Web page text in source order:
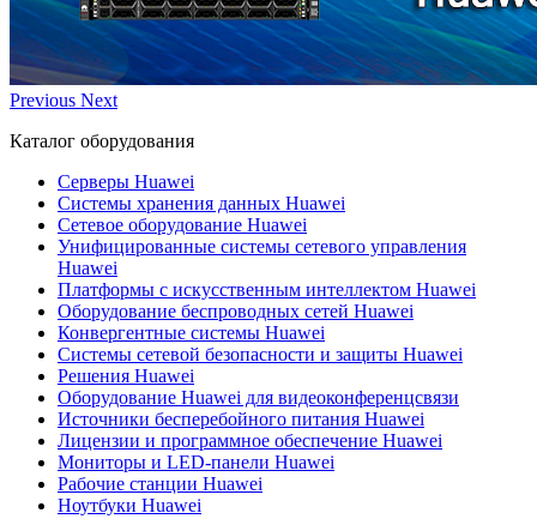
Previous Next
Каталог оборудования
Серверы Huawei
Системы хранения данных Huawei
Сетевое оборудование Huawei
Унифицированные системы сетевого управления
Huawei
Платформы с искусственным интеллектом Huawei
Оборудование беспроводных сетей Huawei
Конвергентные системы Huawei
Системы сетевой безопасности и защиты Huawei
Решения Huawei
Оборудование Huawei для видеоконференцсвязи
Источники бесперебойного питания Huawei
Лицензии и программное обеспечение Huawei
Мониторы и LED-панели Huawei
Рабочие станции Huawei
Ноутбуки Huawei